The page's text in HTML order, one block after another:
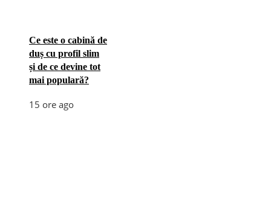
Ce este o cabină de
duș cu profil slim
și de ce devine tot
mai populară?
15 ore ago